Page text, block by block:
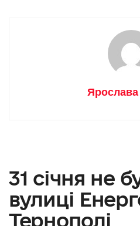
Ярослава
31 січня не
вулиці
Тернополі